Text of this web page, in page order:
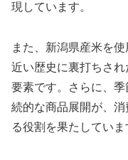
現しています。
また、新潟県産米を
近い歴史に裏打ちさ
要素です。さらに、
続的な商品展開が、
る役割を果たしていま